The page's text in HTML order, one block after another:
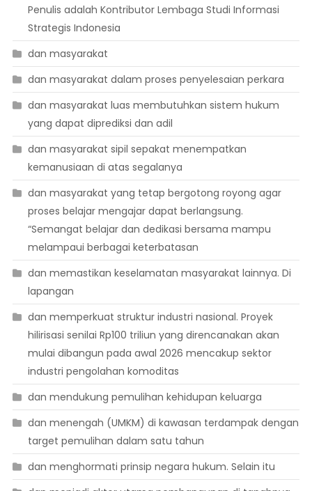
Penulis adalah Kontributor Lembaga Studi Informasi
Strategis Indonesia
dan masyarakat
dan masyarakat dalam proses penyelesaian perkara
dan masyarakat luas membutuhkan sistem hukum
yang dapat diprediksi dan adil
dan masyarakat sipil sepakat menempatkan
kemanusiaan di atas segalanya
dan masyarakat yang tetap bergotong royong agar
proses belajar mengajar dapat berlangsung.
“Semangat belajar dan dedikasi bersama mampu
melampaui berbagai keterbatasan
dan memastikan keselamatan masyarakat lainnya. Di
lapangan
dan memperkuat struktur industri nasional. Proyek
hilirisasi senilai Rp100 triliun yang direncanakan akan
mulai dibangun pada awal 2026 mencakup sektor
industri pengolahan komoditas
dan mendukung pemulihan kehidupan keluarga
dan menengah (UMKM) di kawasan terdampak dengan
target pemulihan dalam satu tahun
dan menghormati prinsip negara hukum. Selain itu